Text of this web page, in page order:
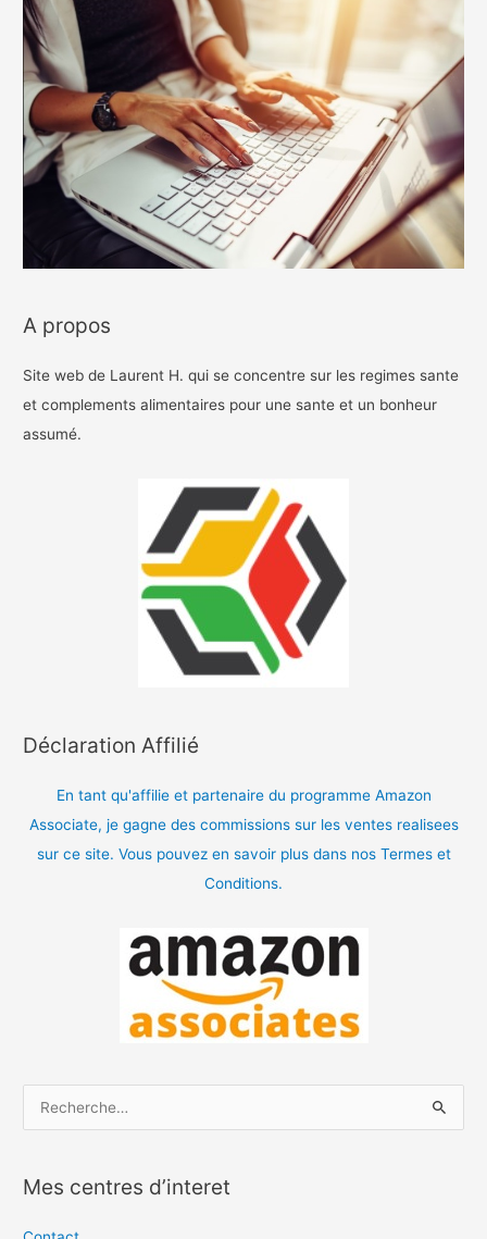
A propos
Site web de Laurent H. qui se concentre sur les regimes sante
et complements alimentaires pour une sante et un bonheur
assumé.
Déclaration Affilié
En tant qu'affilie et partenaire du programme Amazon
Associate, je gagne des commissions sur les ventes realisees
sur ce site. Vous pouvez en savoir plus dans nos Termes et
Conditions.
h
e
Mes centres d’interet